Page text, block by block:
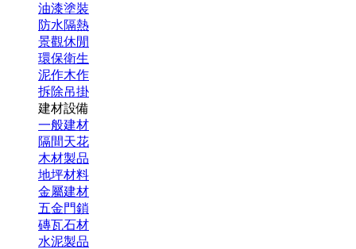
油漆塗裝
防水隔熱
景觀休閒
環保衛生
泥作木作
拆除吊掛
建材設備
一般建材
隔間天花
木材製品
地坪材料
金屬建材
五金門鎖
磚瓦石材
水泥製品